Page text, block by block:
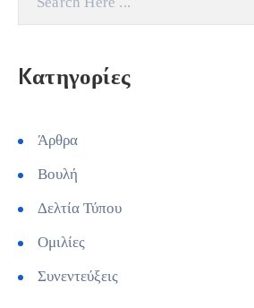
Kατηγορίες
Άρθρα
Βουλή
Δελτία Τύπου
Ομιλίες
Συνεντεύξεις